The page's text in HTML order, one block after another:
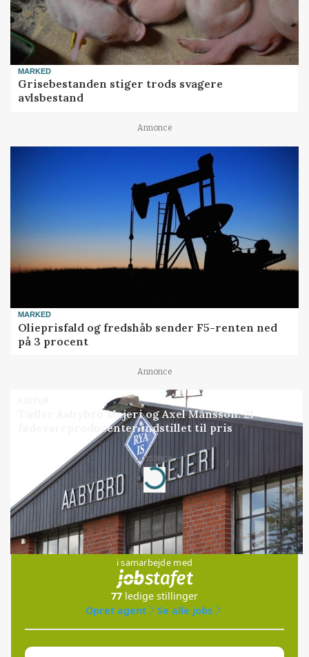
MARKED
Grisebestanden stiger trods svagere
avlsbestand
Annonce
MARKED
Olieprisfald og fredshåb sender F5-renten ned
på 3 procent
Annonce
Tæller Aabybro Mejeri og Axel Månsson: 21
fødevareproducenter indstillet til pris
Annonce
Loading...
Jobs
i samarbejde med
77 ledige stillinger
Opret agent
Se alle jobs